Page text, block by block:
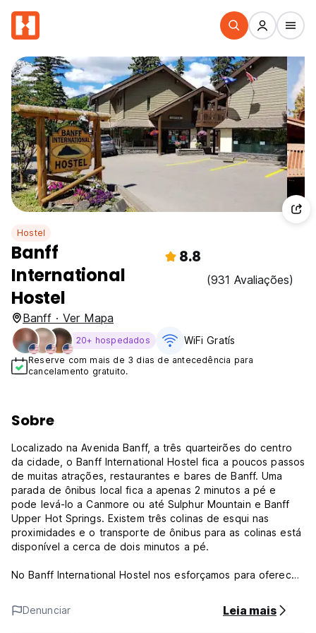
Hostel
Banff
International
Hostel
8.8
(931 Avaliações)
Banff · Ver Mapa
20+ hospedados WiFi Gratís
Reserve com mais de 3 dias de antecedência para
cancelamento gratuito.
Sobre
Localizado na Avenida Banff, a três quarteirões do centro
da cidade, o Banff International Hostel fica a poucos passos
de muitas atrações, restaurantes e bares de Banff. Uma
parada de ônibus local fica a apenas 2 minutos a pé e
pode levá-lo a Canmore ou até Sulphur Mountain e Banff
Upper Hot Springs. Existem três colinas de esqui nas
proximidades e o transporte de ônibus para as colinas está
disponível a cerca de dois minutos a pé.
No Banff International Hostel nos esforçamos para oferecer
para viajantes/mochileiros de curta duração e para estadias
de longa duração em busca de trabalho na cidade. Todos
Denunciar Leia mais